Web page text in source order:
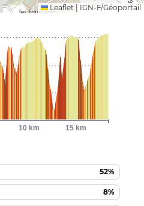
Leaflet IGN-F/Géoportail
52%
8%
10 km 15 km